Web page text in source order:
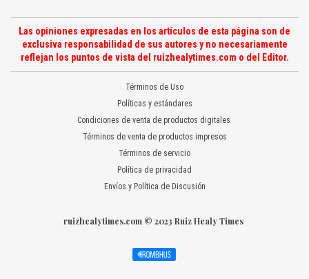
Las opiniones expresadas en los artículos de esta página son de
exclusiva responsabilidad de sus autores y no necesariamente
reflejan los puntos de vista del ruizhealytimes.com o del Editor.
Términos de Uso
Políticas y estándares
Condiciones de venta de productos digitales
Términos de venta de productos impresos
Términos de servicio
Política de privacidad
Envíos y Política de Discusión
ruizhealytimes.com © 2023 Ruiz Healy Times